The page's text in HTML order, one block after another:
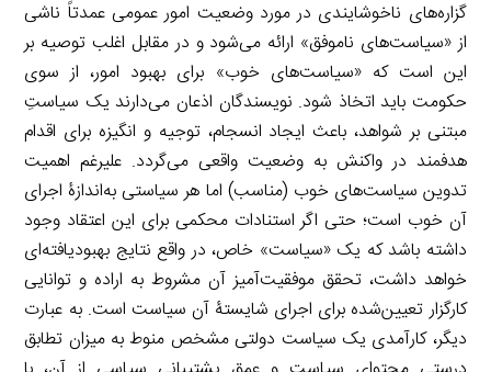
گزاره‌های ناخوشایندی در مورد وضعیت امور عمومی عمدتاً ناشی
از «سیاست‌های ناموفق» ارائه می‌شود و در مقابل اغلب توصیه بر
این است که «سیاست‌های خوب» برای بهبود امور، از سوی
حکومت باید اتخاذ شود. نویسندگان اذعان می‌دارند یک سیاستِ
مبتنی بر شواهد، باعث ایجاد انسجام، توجیه و انگیزه برای اقدام
هدفمند در واکنش به وضعیت واقعی می‌گردد. علیرغم اهمیت
تدوین سیاست‌های خوب (مناسب) اما هر سیاستی به‌اندازۀ اجرای
آن خوب است؛ حتی اگر استنادات محکمی برای این اعتقاد وجود
داشته باشد که یک «سیاست» خاص، در واقع نتایج بهبودیافته‌ای
خواهد داشت، تحقق موفقیت‌آمیز آن مشروط به اراده و توانایی
کارگزار تعیین‌شده برای اجرای شایستۀ آن سیاست است. به عبارت
دیگر، کارآمدی یک سیاست دولتی مشخص منوط به میزان تطابق